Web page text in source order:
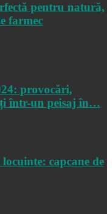
pentru natură,
farmec
provocări,
într-un peisaj în…
capcane de